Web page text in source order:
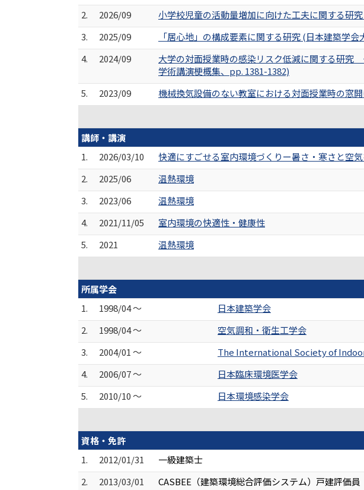
2.
2026/09
小学校児童の活動量増加に向けた工夫に関する研
3.
2025/09
「居心地」の構成要素に関する研究 (日本建築学
4.
2024/09
大学の対面授業時の感染リスク低減に関する研究
学術講演梗概集、pp. 1381-1382)
5.
2023/09
機械換気設備のない教室における対面授業時の窓
講師・講演
1.
2026/03/10
快適にすごせる室内環境づくりー暑さ・寒さと空
2.
2025/06
温熱環境
3.
2023/06
温熱環境
4.
2021/11/05
室内環境の快適性・健康性
5.
2021
温熱環境
所属学会
1.
1998/04 ～
日本建築学会
2.
1998/04 ～
空気調和・衛生工学会
3.
2004/01 ～
The International Society of
4.
2006/07 ～
日本臨床環境医学会
5.
2010/10 ～
日本環境感染学会
資格・免許
1.
2012/01/31
一級建築士
2.
2013/03/01 CASBEE（建築環境総合評価システム）戸建評価員